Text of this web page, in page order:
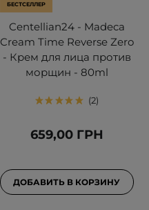
БЕСТСЕЛЛЕР
Centellian24 - Madeca
Cream Time Reverse Zero
- Крем для лица против
морщин - 80ml
2
659,00 ГРН
ДОБАВИТЬ В КОРЗИНУ